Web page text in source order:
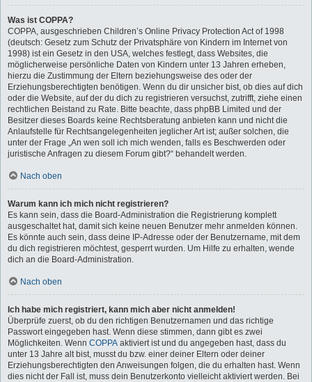
Was ist COPPA?
COPPA, ausgeschrieben Children’s Online Privacy Protection Act of 1998
(deutsch: Gesetz zum Schutz der Privatsphäre von Kindern im Internet von
1998) ist ein Gesetz in den USA, welches festlegt, dass Websites, die
möglicherweise persönliche Daten von Kindern unter 13 Jahren erheben,
hierzu die Zustimmung der Eltern beziehungsweise des oder der
Erziehungsberechtigten benötigen. Wenn du dir unsicher bist, ob dies auf dich
oder die Website, auf der du dich zu registrieren versuchst, zutrifft, ziehe einen
rechtlichen Beistand zu Rate. Bitte beachte, dass phpBB Limited und der
Besitzer dieses Boards keine Rechtsberatung anbieten kann und nicht die
Anlaufstelle für Rechtsangelegenheiten jeglicher Art ist; außer solchen, die
unter der Frage „An wen soll ich mich wenden, falls es Beschwerden oder
juristische Anfragen zu diesem Forum gibt?“ behandelt werden.
Nach oben
Warum kann ich mich nicht registrieren?
Es kann sein, dass die Board-Administration die Registrierung komplett
ausgeschaltet hat, damit sich keine neuen Benutzer mehr anmelden können.
Es könnte auch sein, dass deine IP-Adresse oder der Benutzername, mit dem
du dich registrieren möchtest, gesperrt wurden. Um Hilfe zu erhalten, wende
dich an die Board-Administration.
Nach oben
Ich habe mich registriert, kann mich aber nicht anmelden!
Überprüfe zuerst, ob du den richtigen Benutzernamen und das richtige
Passwort eingegeben hast. Wenn diese stimmen, dann gibt es zwei
Möglichkeiten. Wenn COPPA aktiviert ist und du angegeben hast, dass du
unter 13 Jahre alt bist, musst du bzw. einer deiner Eltern oder deiner
Erziehungsberechtigten den Anweisungen folgen, die du erhalten hast. Wenn
dies nicht der Fall ist, muss dein Benutzerkonto vielleicht aktiviert werden. Bei